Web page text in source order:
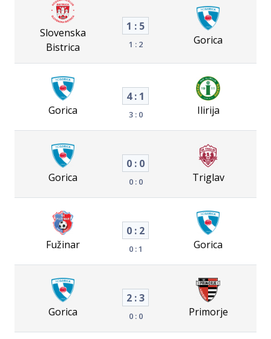
Slovenska
Bistrica
1 : 5
1 : 2 Gorica
Gorica
4 : 1
3 : 0 Ilirija
Gorica
0 : 0
0 : 0 Triglav
Fužinar
0 : 2
0 : 1 Gorica
Gorica
2 : 3
0 : 0 Primorje